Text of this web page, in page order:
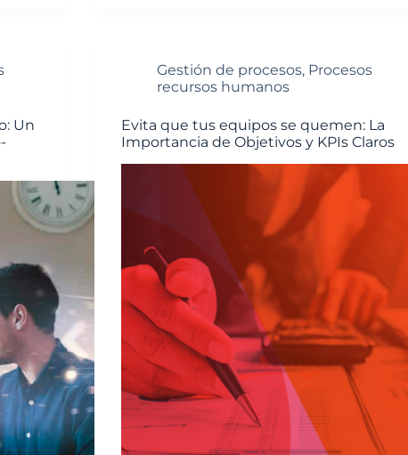
Un
Gestión de procesos, Procesos
recursos humanos
Evita que tus equipos se quemen: La
Importancia de Objetivos y KPIs Claros